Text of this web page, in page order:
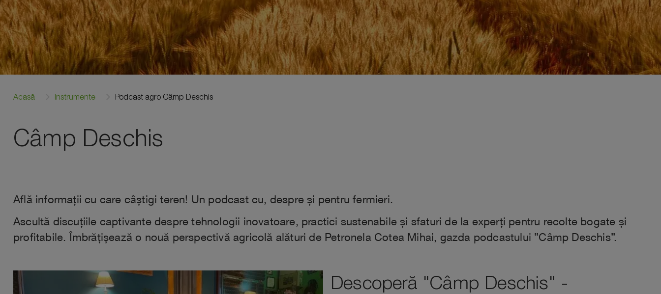
Acasă Instrumente Podcast agro Câmp Deschis
Câmp Deschis
Află informații cu care câștigi teren! Un podcast cu, despre și pentru fermieri.
Ascultă discuțiile captivante despre tehnologii inovatoare, practici sustenabile și sfaturi de la experți pentru recolte bogate și
profitabile. Îmbrățișează o nouă perspectivă agricolă alături de Petronela Cotea Mihai, gazda podcastului ”Câmp Deschis”.
Descoperă "Câmp Deschis" -